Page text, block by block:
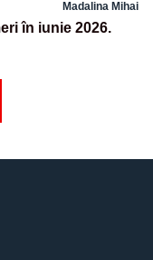
Madalina Mihai
în iunie 2026.